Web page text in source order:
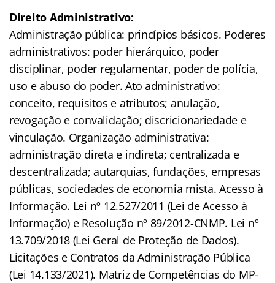
Direito Administrativo:
Administração pública: princípios básicos. Poderes
administrativos: poder hierárquico, poder
disciplinar, poder regulamentar, poder de polícia,
uso e abuso do poder. Ato administrativo:
conceito, requisitos e atributos; anulação,
revogação e convalidação; discricionariedade e
vinculação. Organização administrativa:
administração direta e indireta; centralizada e
descentralizada; autarquias, fundações, empresas
públicas, sociedades de economia mista. Acesso à
Informação. Lei nº 12.527/2011 (Lei de Acesso à
Informação) e Resolução nº 89/2012-CNMP. Lei nº
13.709/2018 (Lei Geral de Proteção de Dados).
Licitações e Contratos da Administração Pública
(Lei 14.133/2021). Matriz de Competências do MP-